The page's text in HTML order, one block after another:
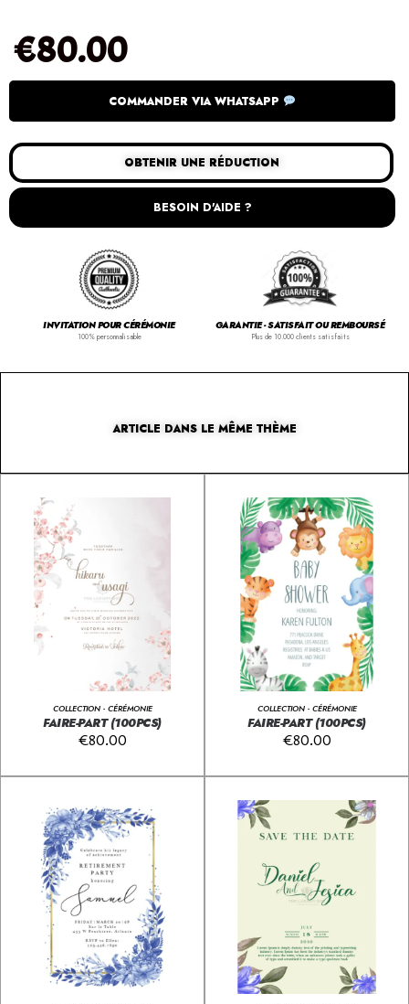
€80.00
COMMANDER VIA WHATSAPP
OBTENIR UNE RÉDUCTION
BESOIN D'AIDE ?
INVITATION POUR CÉRÉMONIE
100% personnalisable
GARANTIE - SATISFAIT OU REMBOURSÉ
Plus de 10.000 clients satisfaits
ARTICLE DANS LE MÊME THÈME
COLLECTION - CÉRÉMONIE
FAIRE-PART (100PCS)
€80.00
COLLECTION - CÉRÉMONIE
FAIRE-PART (100PCS)
€80.00